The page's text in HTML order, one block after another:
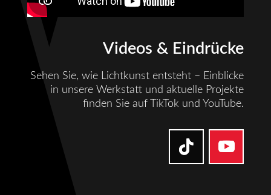
Videos & Eindrücke
Sehen Sie, wie Lichtkunst entsteht – Einblicke
in unsere Werkstatt und aktuelle Projekte
finden Sie auf TikTok und YouTube.